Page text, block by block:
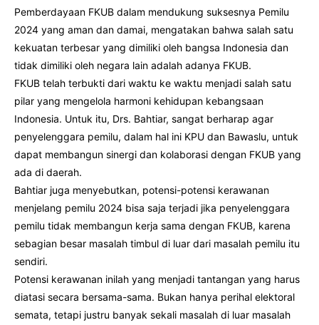
Pemberdayaan FKUB dalam mendukung suksesnya Pemilu
2024 yang aman dan damai, mengatakan bahwa salah satu
kekuatan terbesar yang dimiliki oleh bangsa Indonesia dan
tidak dimiliki oleh negara lain adalah adanya FKUB.
FKUB telah terbukti dari waktu ke waktu menjadi salah satu
pilar yang mengelola harmoni kehidupan kebangsaan
Indonesia. Untuk itu, Drs. Bahtiar, sangat berharap agar
penyelenggara pemilu, dalam hal ini KPU dan Bawaslu, untuk
dapat membangun sinergi dan kolaborasi dengan FKUB yang
ada di daerah.
Bahtiar juga menyebutkan, potensi-potensi kerawanan
menjelang pemilu 2024 bisa saja terjadi jika penyelenggara
pemilu tidak membangun kerja sama dengan FKUB, karena
sebagian besar masalah timbul di luar dari masalah pemilu itu
sendiri.
Potensi kerawanan inilah yang menjadi tantangan yang harus
diatasi secara bersama-sama. Bukan hanya perihal elektoral
semata, tetapi justru banyak sekali masalah di luar masalah